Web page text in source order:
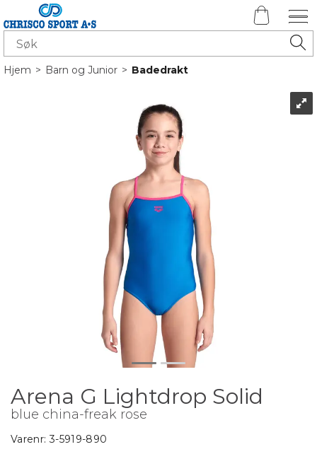
Hjem> Barn og Junior>Badedrakt
Arena G Lightdrop Solid
blue china-freak rose
Varenr:3-5919-890